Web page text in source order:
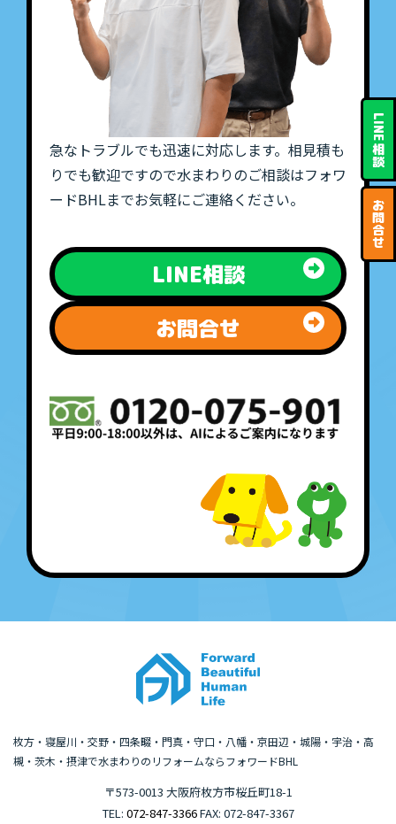
LINE
相
談
お
問
合
せ
急なトラブルでも迅速に対応します。相見積も
りでも歓迎ですので水まわりのご相談はフォワ
ードBHLまでお気軽にご連絡ください。
LINE相談
お問合せ
枚方・寝屋川・交野・四条畷・門真・守口・八幡・京田辺・城陽・宇治・高
槻・茨木・摂津で水まわりのリフォームならフォワードBHL
〒573-0013 大阪府枚方市桜丘町18-1
TEL: 072-847-3366FAX: 072-847-3367